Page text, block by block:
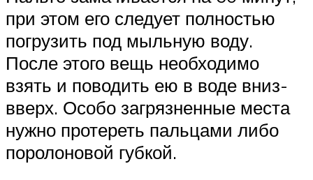
при этом его следует полностью
погрузить под мыльную воду.
После этого вещь необходимо
взять и поводить ею в воде вниз-
вверх. Особо загрязненные места
нужно протереть пальцами либо
поролоновой губкой.